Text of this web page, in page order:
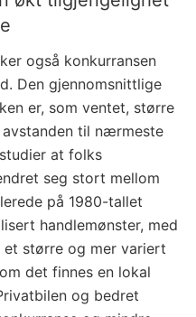
også konkurransen
Den gjennomsnittlige
er, som ventet, større
til nærmeste
at folks
seg stort mellom
på 1980-tallet
handlemønster, med
et større og mer variert
det finnes en lokal
og bedret